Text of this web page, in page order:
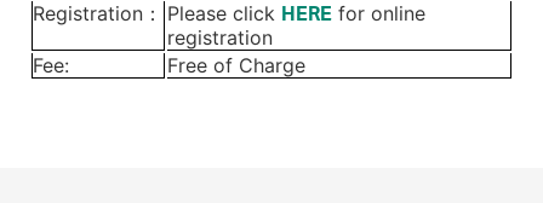
Registration： Please click HERE for online
registration
Fee:
Free of Charge